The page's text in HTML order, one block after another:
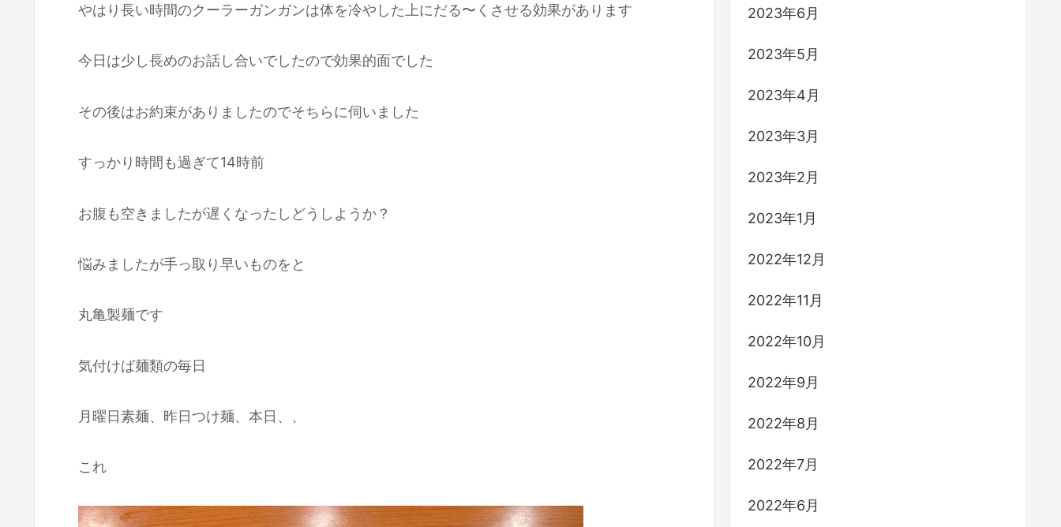
やはり長い時間のクーラーガンガンは体を冷やした上にだる〜くさせる効果があります
今日は少し長めのお話し合いでしたので効果的面でした
その後はお約束がありましたのでそちらに伺いました
すっかり時間も過ぎて14時前
お腹も空きましたが遅くなったしどうしようか？
悩みましたが手っ取り早いものをと
丸亀製麺です
気付けば麺類の毎日
月曜日素麺、昨日つけ麺、本日、、
これ
2023年6月
2023年5月
2023年4月
2023年3月
2023年2月
2023年1月
2022年12月
2022年11月
2022年10月
2022年9月
2022年8月
2022年7月
2022年6月